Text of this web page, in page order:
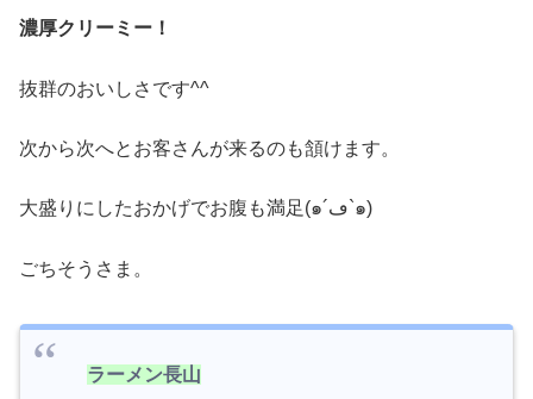
濃厚クリーミー！
抜群のおいしさです^^
次から次へとお客さんが来るのも頷けます。
大盛りにしたおかげでお腹も満足(๑´ڡ`๑)
ごちそうさま。
ラーメン長山